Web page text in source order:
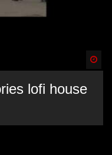
lofi house